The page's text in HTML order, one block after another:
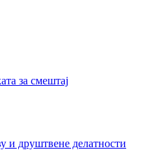
за смештај
и друштвене делатности